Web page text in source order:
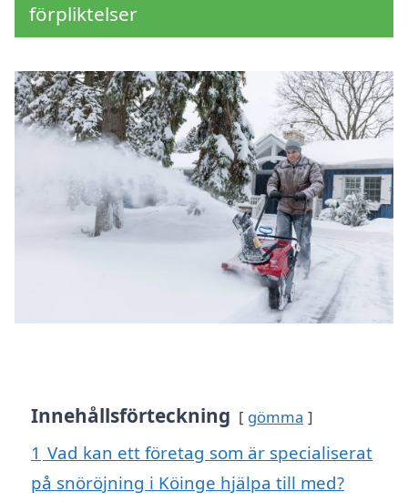
förpliktelser
Innehållsförteckning gömma
1 Vad kan ett företag som är specialiserat
på snöröjning i Köinge hjälpa till med?